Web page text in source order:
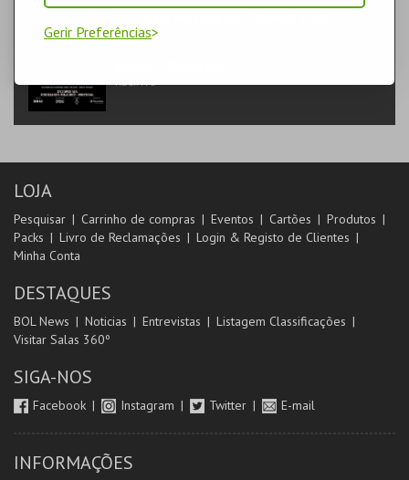
Gerir PreferênciasMÚSICA & FESTIVAIS | FESTIVAL
RECINTO
LOJA
Pesquisar Carrinho de compras Eventos Cartões
Produtos
Packs
Livro de Reclamações
Login & Registo de Clientes
Minha Conta
DESTAQUES
BOL News Noticias Entrevistas
Listagem Classificações
Visitar Salas 360º
SIGA-NOS
Facebook Instagram Twitter E-mail
INFORMAÇÕES